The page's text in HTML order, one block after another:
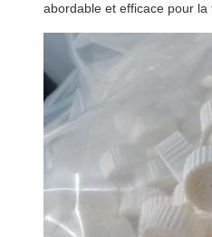
abordable et efficace pour la